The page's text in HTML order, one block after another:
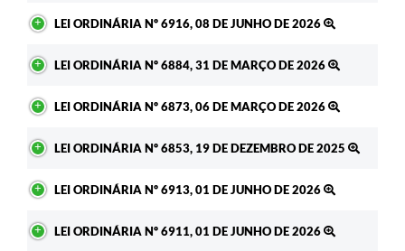
LEI ORDINÁRIA Nº 6916, 08 DE JUNHO DE 2026
LEI ORDINÁRIA Nº 6884, 31 DE MARÇO DE 2026
LEI ORDINÁRIA Nº 6873, 06 DE MARÇO DE 2026
LEI ORDINÁRIA Nº 6853, 19 DE DEZEMBRO DE 2025
LEI ORDINÁRIA Nº 6913, 01 DE JUNHO DE 2026
LEI ORDINÁRIA Nº 6911, 01 DE JUNHO DE 2026